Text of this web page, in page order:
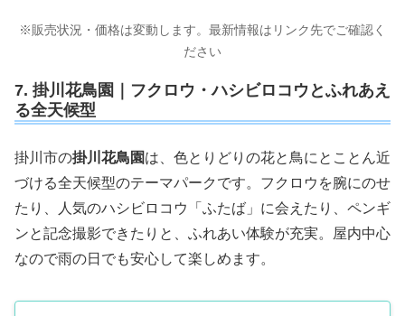
※販売状況・価格は変動します。最新情報はリンク先でご確認く
ださい
7. 掛川花鳥園｜フクロウ・ハシビロコウとふれあえ
る全天候型
掛川市の掛川花鳥園は、色とりどりの花と鳥にとことん近
づける全天候型のテーマパークです。フクロウを腕にのせ
たり、人気のハシビロコウ「ふたば」に会えたり、ペンギ
ンと記念撮影できたりと、ふれあい体験が充実。屋内中心
なので雨の日でも安心して楽しめます。